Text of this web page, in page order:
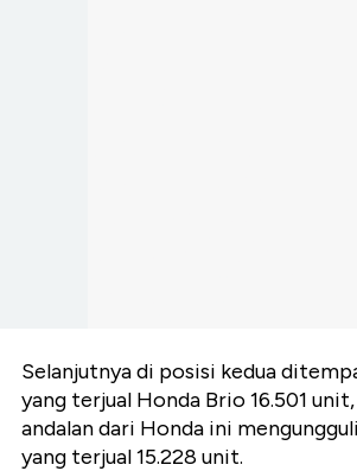
Selanjutnya di posisi kedua
yang terjual Honda Brio 16.501
andalan dari Honda ini
yang terjual 15.228 unit.